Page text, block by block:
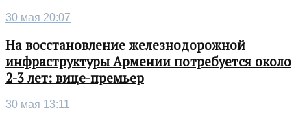
30 мая 20:07
На восстановление железнодорожной
инфраструктуры Армении потребуется около
2-3 лет: вице-премьер
30 мая 13:11